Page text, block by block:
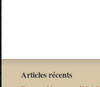
Articles récents